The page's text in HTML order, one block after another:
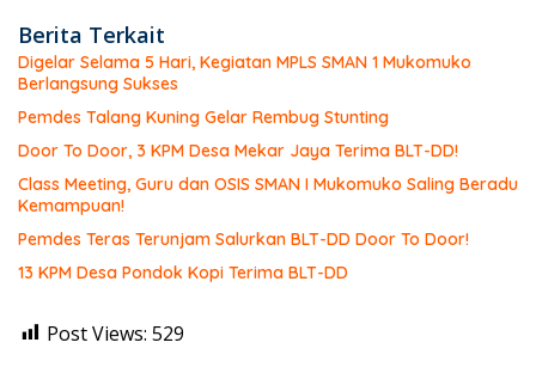
Berita Terkait
Digelar Selama 5 Hari, Kegiatan MPLS SMAN 1 Mukomuko
Berlangsung Sukses
Pemdes Talang Kuning Gelar Rembug Stunting
Door To Door, 3 KPM Desa Mekar Jaya Terima BLT-DD!
Class Meeting, Guru dan OSIS SMAN I Mukomuko Saling Beradu
Kemampuan!
Pemdes Teras Terunjam Salurkan BLT-DD Door To Door!
13 KPM Desa Pondok Kopi Terima BLT-DD
Post Views: 529